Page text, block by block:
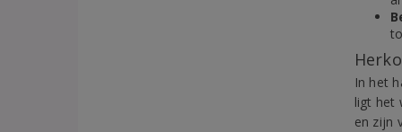
In het
ligt het
en zijn